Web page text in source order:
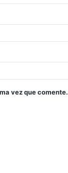
vez que comente.